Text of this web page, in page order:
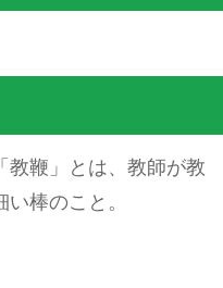
教鞭」とは、教師が教
棒のこと。